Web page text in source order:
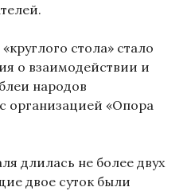
стола» стало
о взаимодействии и
народов
организацией «Опора
длилась не более двух
двое суток были